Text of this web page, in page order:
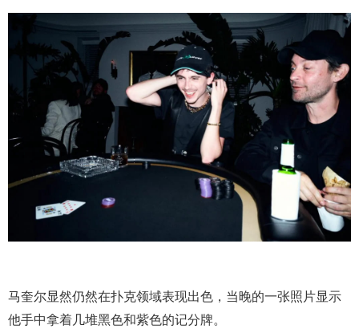
马奎尔显然仍然在扑克领域表现出色，当晚的一张照片显示
他手中拿着几堆黑色和紫色的记分牌。